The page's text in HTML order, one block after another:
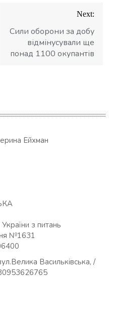
Next:
Сили оборони за добу
відмінусували ще
понад 1100 окупантів
Ейхман
з питань
№1631
Васильківська, /